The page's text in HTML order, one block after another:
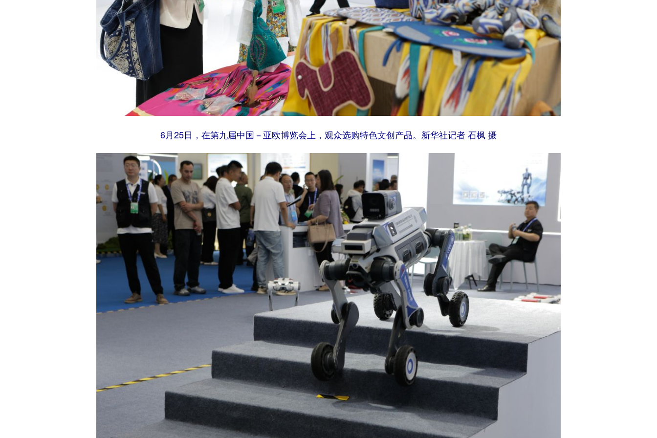
6月25日，在第九届中国－亚欧博览会上，观众选购特色文创产品。新华社记者 石枫 摄